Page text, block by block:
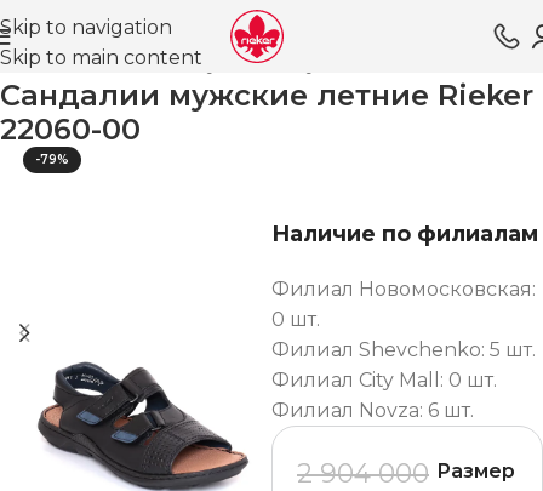
Skip to navigation
Skip to main content
Главная Магазин Обувь для мужчин
Сандалии мужские летние Rieker
22060-00
-79%
Наличие по филиалам
Филиал Новомосковская:
0 шт.
Филиал Shevchenko: 5 шт.
Филиал City Mall: 0 шт.
Филиал Novza: 6 шт.
2 904 000 Размер